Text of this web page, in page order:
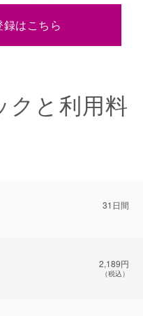
はこちら
クと利用料
31日間
2,189円
（税込）